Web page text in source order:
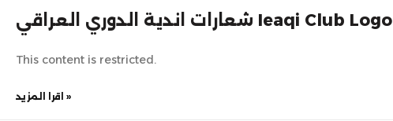
شعارات اندية الدوري العراقي Ieaqi Club Logo
This content is restricted.
اقرا المزيد »